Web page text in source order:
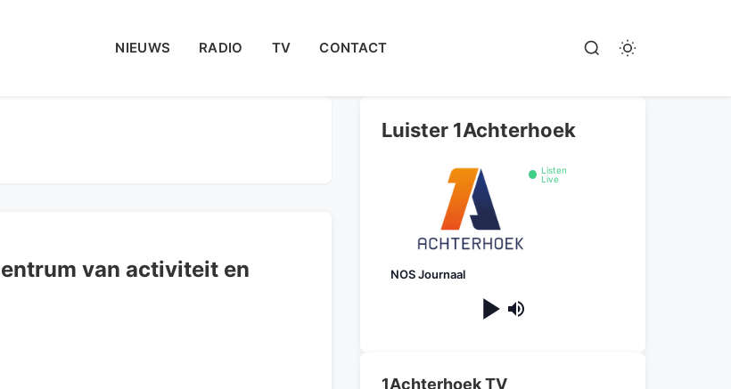
NIEUWS RADIO TV CONTACT
van activiteit en
Luister 1Achterhoek
Listen
Live
NOS Journaal
1Achterhoek TV